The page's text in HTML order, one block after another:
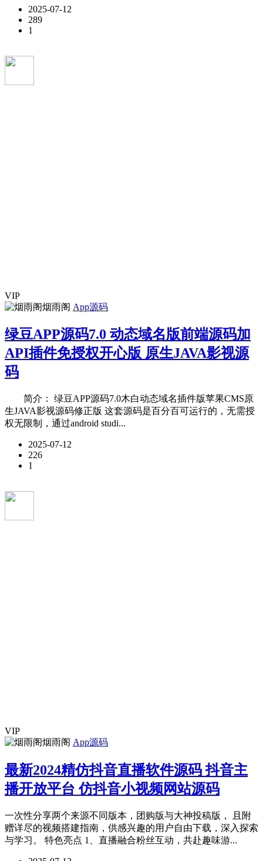
2025-07-12
289
1
VIP
烟雨阁 App源码
绿豆APP源码7.0 动态域名版前端源码加
API插件免授权开心版 原生JAVA影视源
码
简介： 绿豆APP源码7.0木白动态域名插件版苹果CMS原
生JAVA影视源码修正版 这套源码是百分百可运行的，无需授
权无限制，通过android studi...
2025-07-12
226
1
VIP
烟雨阁 App源码
最新2024精仿抖音直播软件源码 抖音主
播开放平台 仿抖音小视频网站源码
一次性分享两个来源不同版本，团购版与大神投稿版， 且附
赠详尽的视频搭建指南，供感兴趣的用户自由下载，深入探索
与学习。 特色亮点 1、直播融合粉丝互动，共赴趣味游...